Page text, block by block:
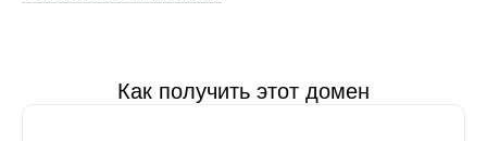
Как получить этот домен